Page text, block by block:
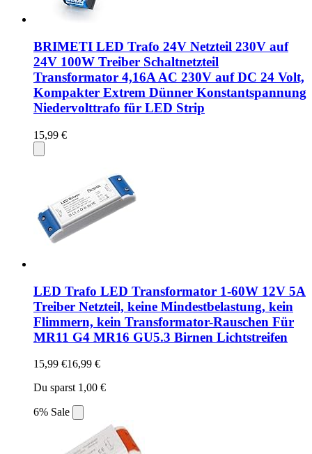
BRIMETI LED Trafo 24V Netzteil 230V auf
24V 100W Treiber Schaltnetzteil
Transformator 4,16A AC 230V auf DC 24 Volt,
Kompakter Extrem Dünner Konstantspannung
Niedervolttrafo für LED Strip
15,99 €
LED Trafo LED Transformator 1-60W 12V 5A
Treiber Netzteil, keine Mindestbelastung, kein
Flimmern, kein Transformator-Rauschen Für
MR11 G4 MR16 GU5.3 Birnen Lichtstreifen
15,99 €16,99 €
Du sparst 1,00 €
6% Sale